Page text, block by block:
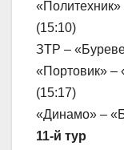
(15:10)
ЗТР –
«Портовик»
(15:17)
«Динамо» –
11-й тур